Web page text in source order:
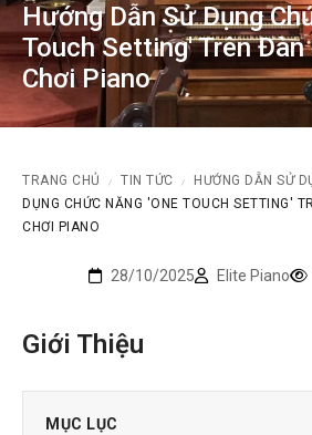
Hướng Dẫn Sử Dụng
Touch Setting' Trên Đàn
Chơi Piano
TRANG CHỦ / TIN TỨC / HƯỚNG DẪN SỬ
DỤNG CHỨC NĂNG 'ONE TOUCH SETTING'
CHƠI PIANO
28/10/2025 Elite Piano
Giới Thiệu
MỤC LỤC